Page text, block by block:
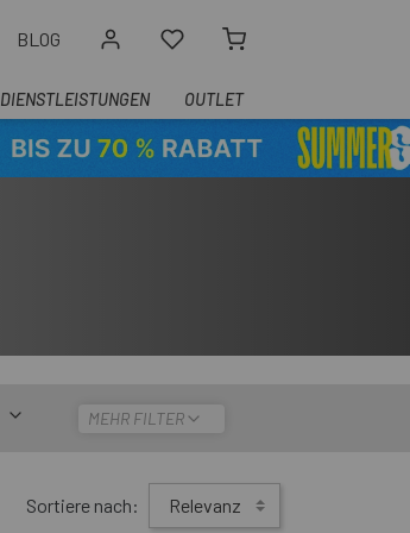
BLOG
DIENSTLEISTUNGEN OUTLET
MEHR FILTER
Sortiere nach: Relevanz